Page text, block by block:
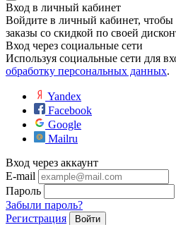
Вход в личный кабинет
Войдите в личный кабинет, чтобы
заказы со скидкой по своей
Вход через социальные сети
Используя социальные сети для
обработку персональных данных.
Yandex
Facebook
Google
Mailru
Вход через аккаунт
E-mail
Пароль
Забыли пароль?
Регистрация
Войти